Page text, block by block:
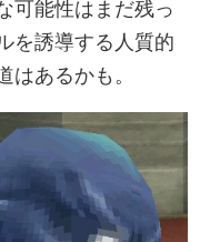
可能性はまだ残っ
を誘導する人質的
はあるかも。